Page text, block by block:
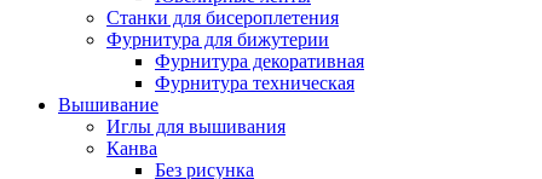
Станки для бисероплетения
Фурнитура для бижутерии
Фурнитура декоративная
Фурнитура техническая
Вышивание
Иглы для вышивания
Канва
Без рисунка